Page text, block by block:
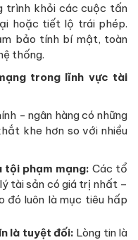
trình khỏi các cuộc tấn
hoặc tiết lộ trái phép.
bảo tính bí mật, toàn
thống.
trong lĩnh vực tài
- ngân hàng có những
khe hơn so với nhiều
tội phạm mạng: Các tổ
tài sản có giá trị nhất –
đó luôn là mục tiêu hấp
là tuyệt đối: Lòng tin là